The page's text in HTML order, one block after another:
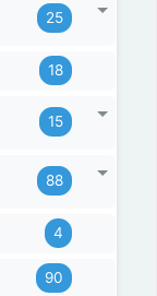
25
18
15
88
4
90